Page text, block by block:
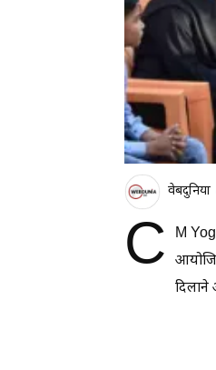
वेबदुनिया
C
M
दिलाने